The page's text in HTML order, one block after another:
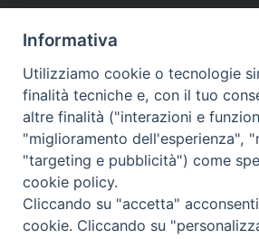
DIOCESI SUBURBICARIA
Contatti:Tel.: 06.93268401 -
E-mail:
Orari: dal Lunedì al Venerdì
Lunedì, Mercoledì e Venerdì,
Informativa
Utilizziamo cookie o tecnologie
finalità tecniche e, con il tuo
altre finalità ("interazioni e
"miglioramento dell'esperienza",
"targeting e pubblicità") come
cookie policy.
Cliccando su "accetta"
cookie. Cliccando su